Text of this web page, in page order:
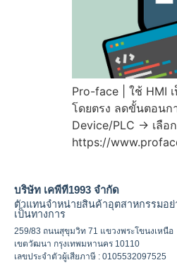
Pro-face | ใช้ HMI
โดยตรง ลดขั้นตอนก
Device/PLC -> เลื
https://
บริษัท เคพีที1993 จำกัด
ตัวแทนจำหน่ายสินค้าอุตสาหกรรมอย่
เป็นทางการ
259/83 ถนนสุขุมวิท 71 แขวงพระโขนงเหนือ
เขตวัฒนา กรุงเทพมหานคร 10110
เลขประจำตัวผู้เสียภาษี : 0105532097525